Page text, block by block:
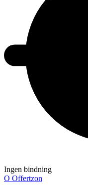
Ingen bindning
O Offertzon